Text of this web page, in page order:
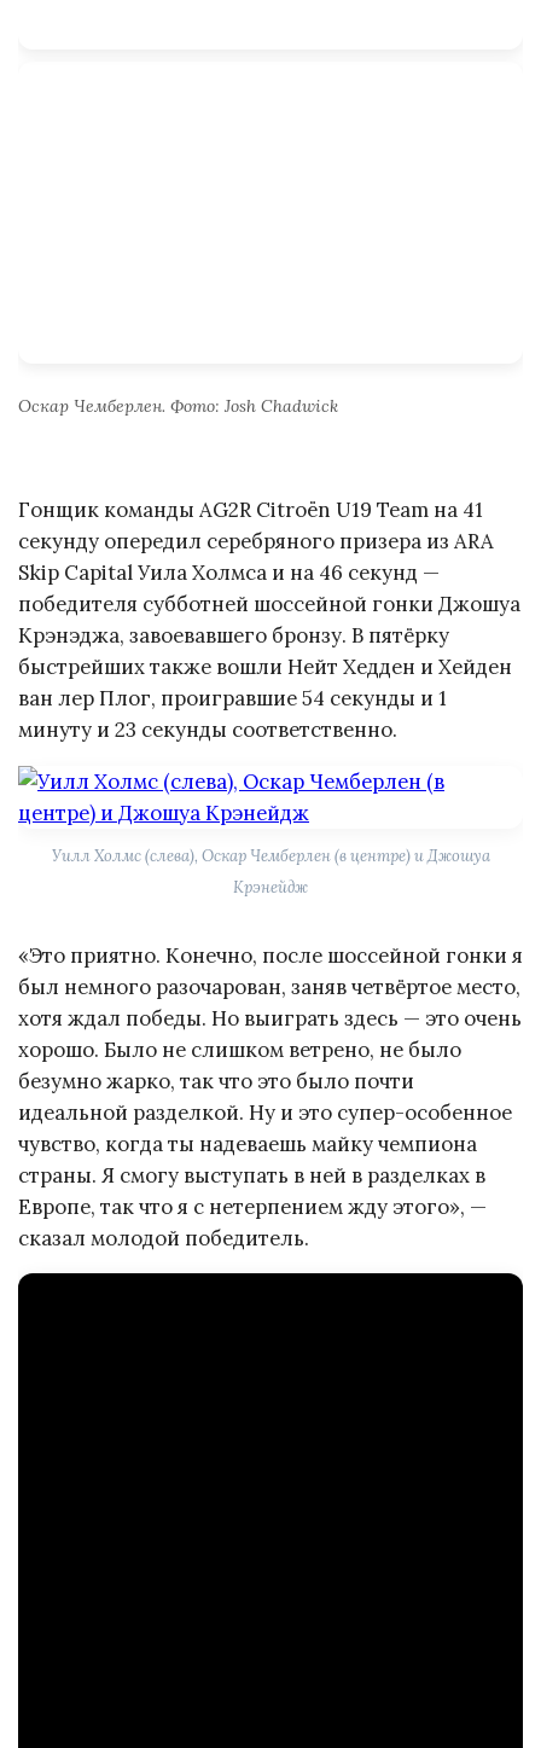
Оскар Чемберлен. Фото: Josh Chadwick
Гонщик команды AG2R Citroën U19 Team на 41
секунду опередил серебряного призера из ARA
Skip Capital Уила Холмса и на 46 секунд —
победителя субботней шоссейной гонки Джошуа
Крэнэджа, завоевавшего бронзу. В пятёрку
быстрейших также вошли Нейт Хедден и Хейден
ван лер Плог, проигравшие 54 секунды и 1
минуту и 23 секунды соответственно.
Уилл Холмс (слева), Оскар Чемберлен (в центре) и Джошуа
Крэнейдж
«Это приятно. Конечно, после шоссейной гонки я
был немного разочарован, заняв четвёртое место,
хотя ждал победы. Но выиграть здесь — это очень
хорошо. Было не слишком ветрено, не было
безумно жарко, так что это было почти
идеальной разделкой. Ну и это супер-особенное
чувство, когда ты надеваешь майку чемпиона
страны. Я смогу выступать в ней в разделках в
Европе, так что я с нетерпением жду этого», —
сказал молодой победитель.